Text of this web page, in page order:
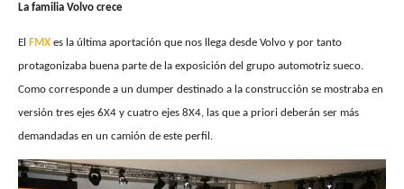
La familia Volvo crece
El FMX es la última aportación que nos llega desde Volvo y por tanto
protagonizaba buena parte de la exposición del grupo automotriz sueco.
Como corresponde a un dumper destinado a la construcción se mostraba en
versión tres ejes 6X4 y cuatro ejes 8X4, las que a priori deberán ser más
demandadas en un camión de este perfil.